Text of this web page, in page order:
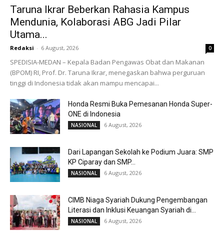
Taruna Ikrar Beberkan Rahasia Kampus
Mendunia, Kolaborasi ABG Jadi Pilar
Utama...
Redaksi - 6 August, 2026 0
SPEDISIA-MEDAN – Kepala Badan Pengawas Obat dan Makanan
(BPOM) RI, Prof. Dr. Taruna Ikrar, menegaskan bahwa perguruan
tinggi di Indonesia tidak akan mampu mencapai...
Honda Resmi Buka Pemesanan Honda Super-
ONE di Indonesia
NASIONAL 6 August, 2026
Dari Lapangan Sekolah ke Podium Juara: SMP
KP Ciparay dan SMP...
NASIONAL 6 August, 2026
CIMB Niaga Syariah Dukung Pengembangan
Literasi dan Inklusi Keuangan Syariah di...
NASIONAL 6 August, 2026